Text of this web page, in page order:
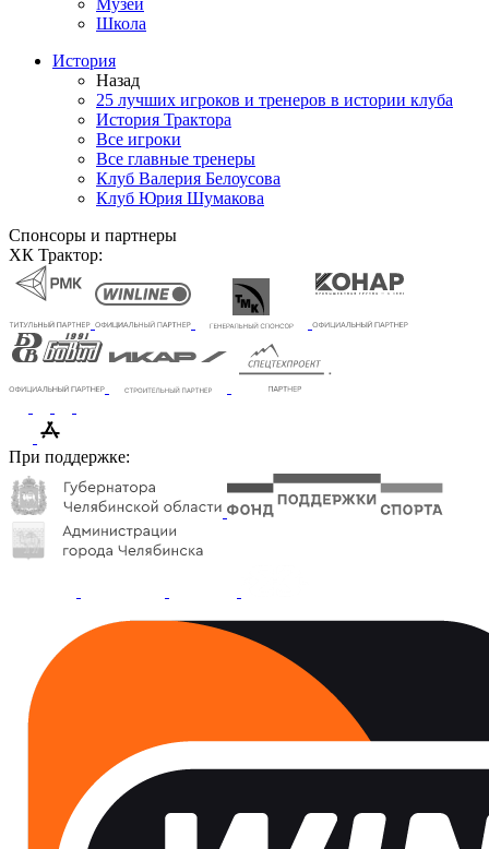
Музей
Школа
История
Назад
25 лучших игроков и тренеров в истории клуба
История Трактора
Все игроки
Все главные тренеры
Клуб Валерия Белоусова
Клуб Юрия Шумакова
Спонсоры и партнеры
ХК Трактор:
При поддержке: